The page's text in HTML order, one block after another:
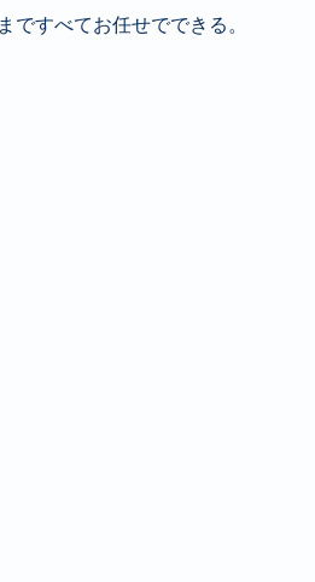
ですべてお任せでできる。